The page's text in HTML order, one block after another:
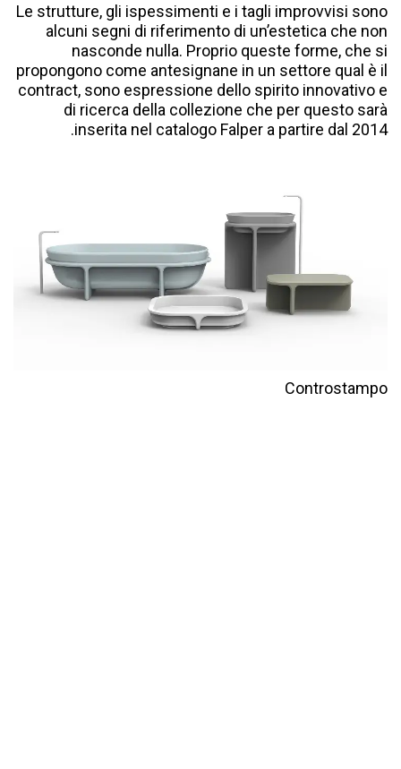
Le strutture, gli ispessimenti e i tagli improvvisi sono
alcuni segni di riferimento di unʼestetica che non
nasconde nulla. Proprio queste forme, che si
propongono come antesignane in un settore qual è il
contract, sono espressione dello spirito innovativo e
di ricerca della collezione che per questo sarà
inserita nel catalogo Falper a partire dal 2014.
Controstampo